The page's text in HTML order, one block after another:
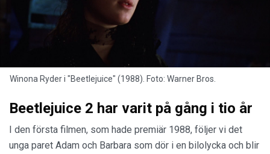
Winona Ryder i "Beetlejuice" (1988). Foto: Warner Bros.
Beetlejuice 2 har varit på gång i tio år
I den första filmen, som hade premiär 1988, följer vi det
unga paret Adam och Barbara som dör i en bilolycka och blir